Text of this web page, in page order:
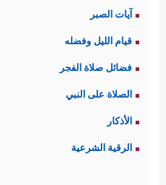
آيات الصبر
قيام الليل وفضله
فضائل صلاة الفجر
الصلاة على النبي
الأذكار
الرقية الشرعية